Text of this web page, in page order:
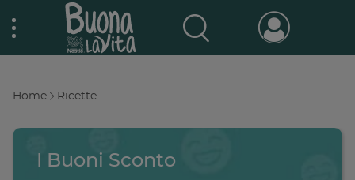
to
Nestlé Buona la vita
Promozioni attive
Home Ricette
I Buoni Sconto